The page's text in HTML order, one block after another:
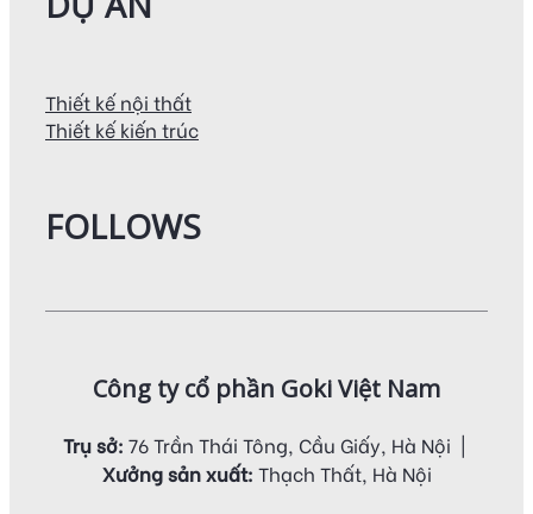
Thiết kế nội thất
Thiết kế kiến trúc
FOLLOWS
Công ty cổ phần Goki Việt Nam
Trụ sở: 76 Trần Thái Tông, Cầu Giấy, Hà Nội |
Xưởng sản xuất: Thạch Thất, Hà Nội